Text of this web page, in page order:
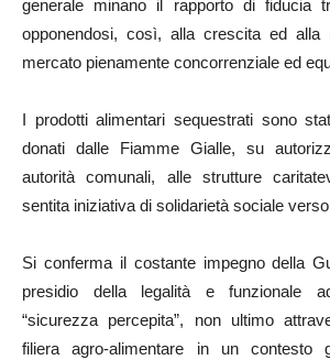
generale minano il rapporto di fiducia
opponendosi, così, alla crescita ed alla
mercato pienamente concorrenziale ed
I prodotti alimentari sequestrati sono
donati dalle Fiamme Gialle, su
autorità comunali, alle strutture
sentita iniziativa di solidarietà sociale
Si conferma il costante impegno della
presidio della legalità e funzionale
“sicurezza percepita”, non ultimo
filiera agro-alimentare in un contesto